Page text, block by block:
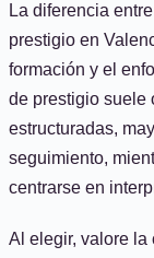
La diferencia
prestigio en
formación y el
de prestigio suele
estructuradas,
seguimiento,
centrarse en
Al elegir, valore la